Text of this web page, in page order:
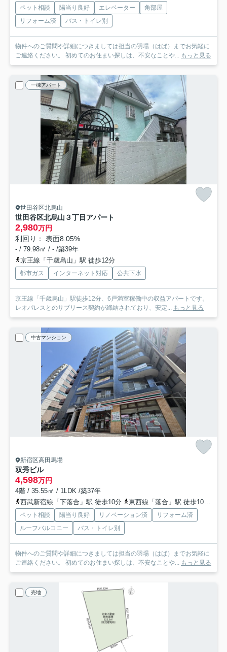
ペット相談 陽当り良好 エレベーター
角部屋
リフォーム済
バス・トイレ別
物件へのご質問や詳細につきましては担当の羽場（はば）までお気軽に
ご連絡ください。 初めてのお住まい探しは、不安なことや...
もっと見る
一棟アパート
世田谷区北烏山
世田谷区北烏山３丁目アパート
2,980万円
利回り： 表面8.05%
- / 79.98㎡ / - /築39年
京王線「千歳烏山」駅 徒歩12分
都市ガス インターネット対応 公共下水
京王線「千歳烏山」駅徒歩12分、6戸満室稼働中の収益アパートです。
レオパレスとのサブリース契約が締結されており、安定...
もっと見る
中古マンション
新宿区高田馬場
双秀ビル
4,598万円
4階 / 35.55㎡ / 1LDK /築37年
西武新宿線「下落合」駅 徒歩10分
東西線「落合」駅 徒歩10分
ペット相談 陽当り良好 リノベーション済
リフォーム済
ルーフバルコニー
バス・トイレ別
物件へのご質問や詳細につきましては担当の羽場（はば）までお気軽に
ご連絡ください。 初めてのお住まい探しは、不安なことや... もっと見る
売地